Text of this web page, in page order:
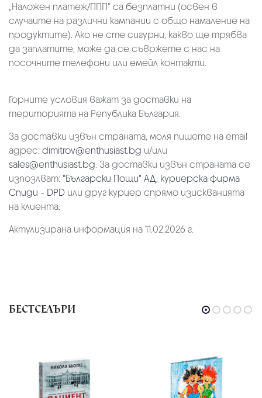
„Наложен платеж/ППП“ са безплатни (освен в
случаите на различни кампании с общо намаление на
продуктите). Ако не сте сигурни, какво ще трябва
да заплатите, може да се съвржете с нас на
посочните телефони или емейл контакти.
Горните условия важат за доставки на
територията на Република България.
За доставки извън страната, моля пишете на email
адрес: dimitrov@enthusiast.bg и/или
sales@enthusiast.bg. За доставки извън страната се
изпозлват: "Български Пощи" АД, куриерска фирма
Спиди - DPD или друг куриер спрямо изискванията
на клиента.
Актулизирана информация на 11.02.2026 г.
БЕСТСЕЛЪРИ